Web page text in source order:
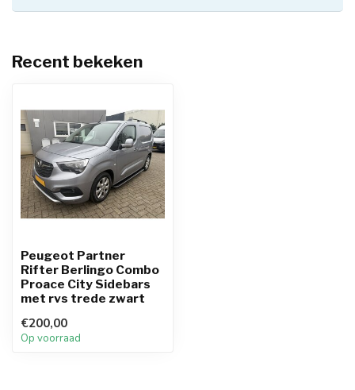
Recent bekeken
Peugeot Partner
Rifter Berlingo Combo
Proace City Sidebars
met rvs trede zwart
€200,00
Op voorraad